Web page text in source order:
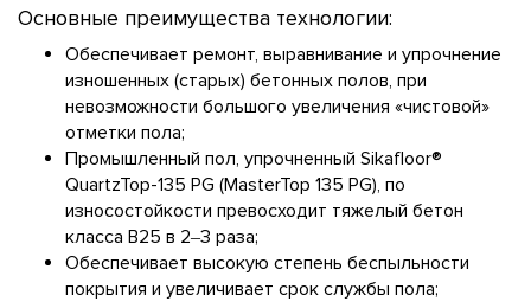
Основные преимущества технологии:
Обеспечивает ремонт, выравнивание и упрочнение
изношенных (старых) бетонных полов, при
невозможности большого увеличения «чистовой»
отметки пола;
Промышленный пол, упрочненный Sikafloor®
QuartzTop-135 PG (MasterTop 135 PG), по
износостойкости превосходит тяжелый бетон
класса В25 в 2‒3 раза;
Обеспечивает высокую степень беспыльности
покрытия и увеличивает срок службы пола;